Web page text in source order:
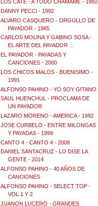
LOS CATE - A TODO CHAMAME - 1992
DANNY PECCI - 1992
ALVARO CASQUERO - ORGULLO DE
PAYADOR - 1965
CARLOS MOLINA Y GABINO SOSA -
EL ARTE DEL PAYADOR ...
EL PAYADOR - PAYADAS Y
CANCIONES - 2000
LOS CHICOS MALOS - BUENISIMO -
1991
ALFONSO PAHINO - YO SOY GITANO
SAUL HUENCHUL - PROCLAMA DE
UN PAYADOR
LAZARO MORENO - AMERICA - 1992
JOSE CURBELO - ENTRE MILONGAS
Y PAYADAS - 1999
CANTO 4 - CANTO 4 - 2008
DANIEL SANTACRUZ - LO DISE LA
GENTE - 2014
ALFONSO PAHINO - 40 AÑOS DE
CANCIONES
ALFONSO PAHINO - SELECT TOP -
VOL 1 Y 2
JUANON LUCERO - GRANDES